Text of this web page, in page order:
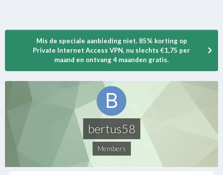
Mis de speciale aanbieding niet. 85% korting op
Private Internet Access VPN, nu slechts €1,75 per
maand en ontvang 4 maanden gratis.
bertus58
Members